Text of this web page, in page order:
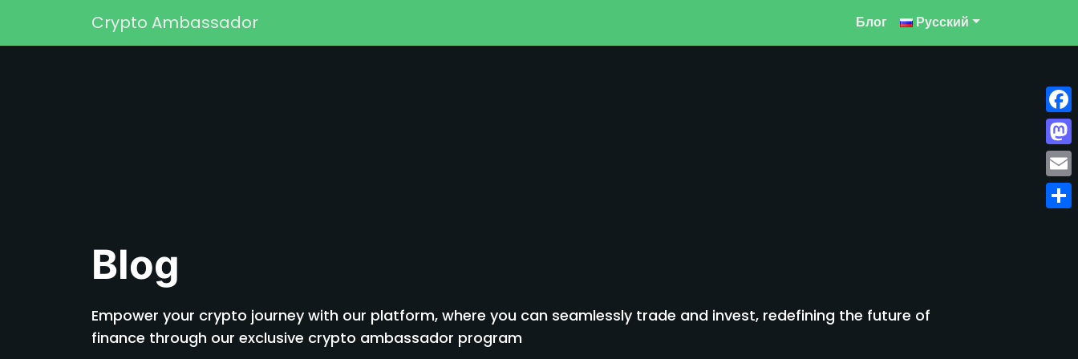
Основная навигация
Crypto Ambassador Блог Русский
Blog
Empower your crypto journey with our platform, where you can seamlessly trade and invest, redefining the future of
finance through our exclusive crypto ambassador program